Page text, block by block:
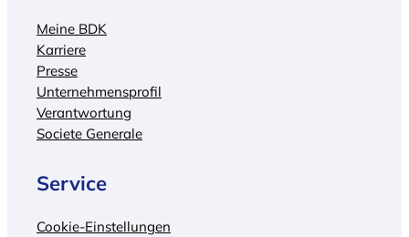
Meine BDK
Karriere
Presse
Unternehmensprofil
Verantwortung
Societe Generale
Service
Cookie-Einstellungen